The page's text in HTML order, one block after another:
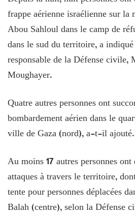
frappe aérienne israélienne sur
Abou Sahloul dans le camp de
dans le sud du territoire, a
responsable de la Défense civile,
Moughayer.
Quatre autres personnes ont
bombardement aérien dans le
ville de Gaza (nord), a-t-il ajouté.
Au moins 17 autres personnes ont
attaques à travers le territoire,
tente pour personnes déplacées
Balah (centre), selon la Défense